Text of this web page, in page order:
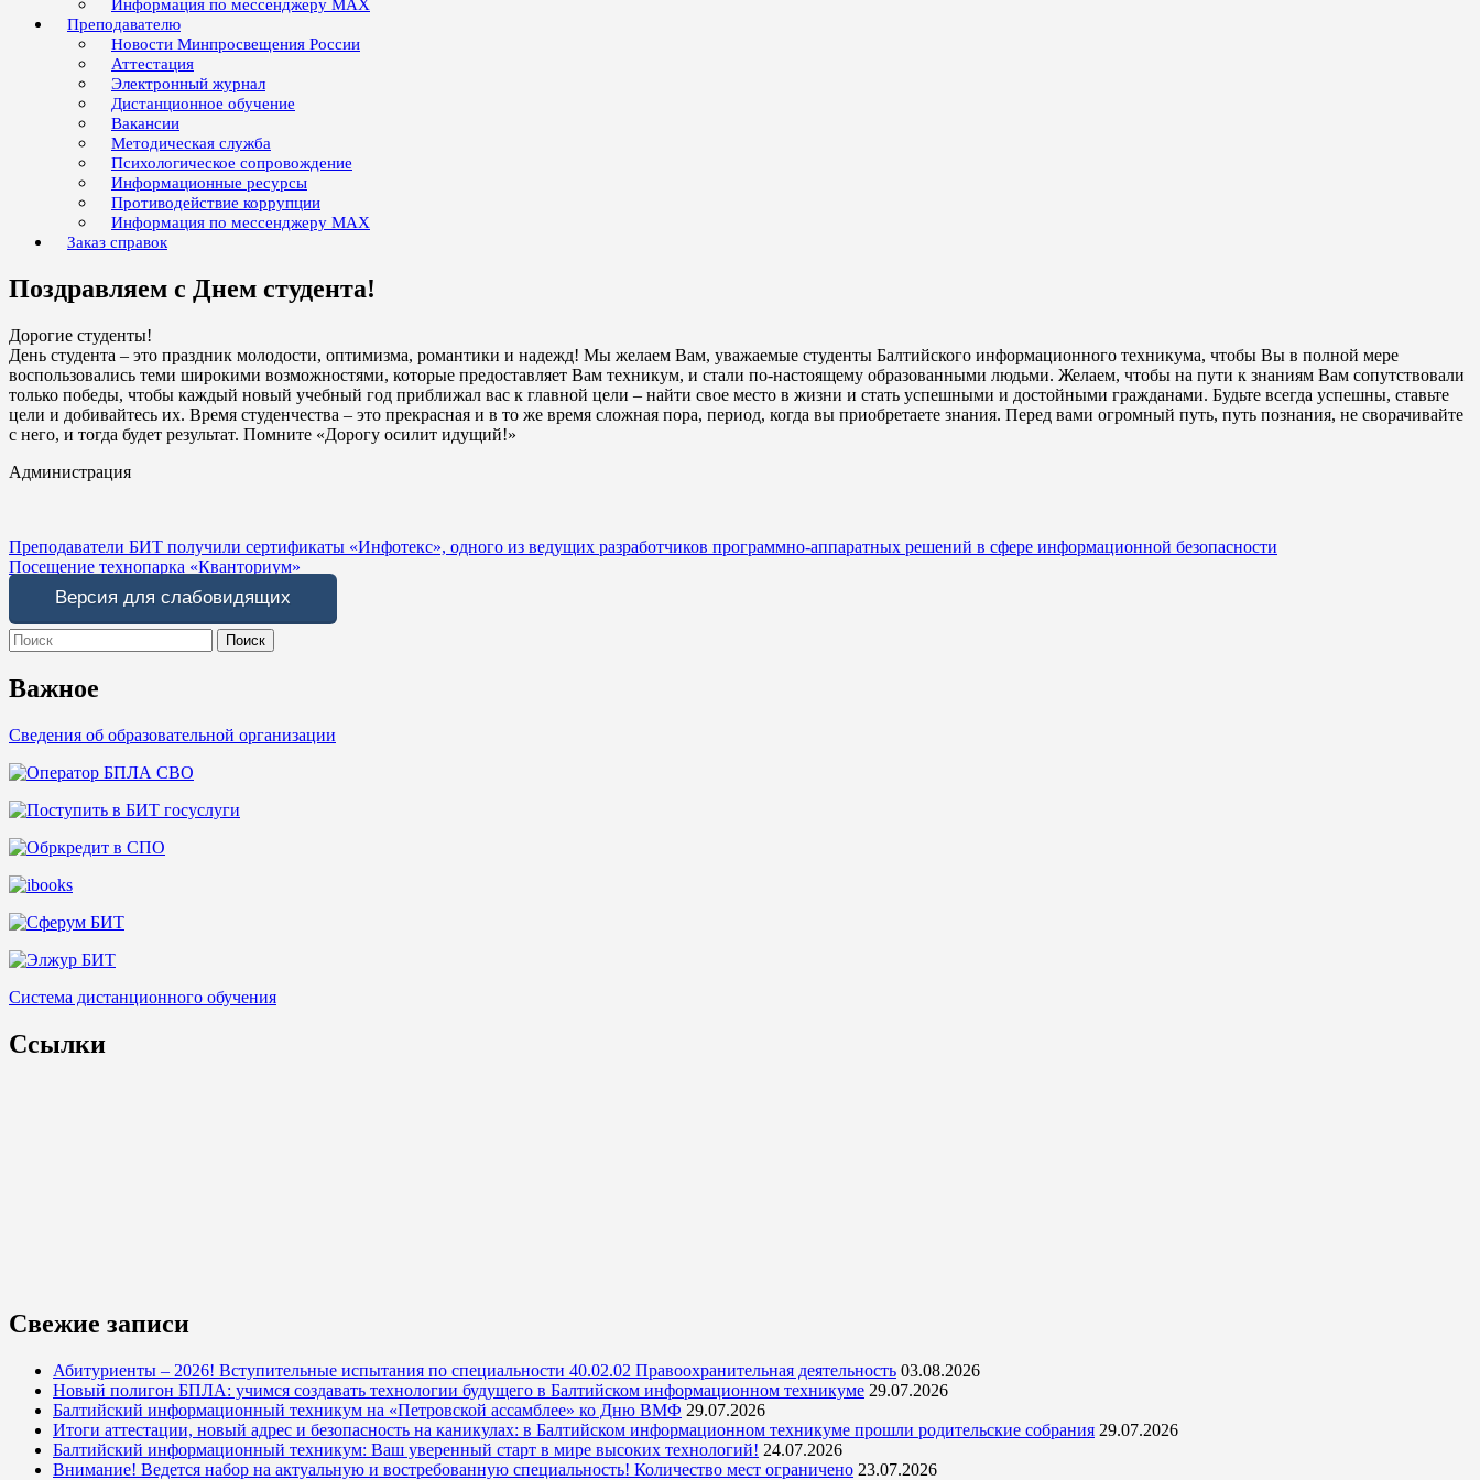
Информация по мессенджеру MAX
Преподавателю
Новости Минпросвещения России
Аттестация
Электронный журнал
Дистанционное обучение
Вакансии
Методическая служба
Психологическое сопровождение
Информационные ресурсы
Противодействие коррупции
Информация по мессенджеру MAX
Заказ справок
Поздравляем с Днем студента!
Дорогие студенты!
День студента – это праздник молодости, оптимизма, романтики и надежд! Мы желаем Вам, уважаемые студенты Балтийского информационного техникума, чтобы Вы в полной мере
воспользовались теми широкими возможностями, которые предоставляет Вам техникум, и стали по-настоящему образованными людьми. Желаем, чтобы на пути к знаниям Вам сопутствовали
только победы, чтобы каждый новый учебный год приближал вас к главной цели – найти свое место в жизни и стать успешными и достойными гражданами. Будьте всегда успешны, ставьте
цели и добивайтесь их. Время студенчества – это прекрасная и в то же время сложная пора, период, когда вы приобретаете знания. Перед вами огромный путь, путь познания, не сворачивайте
с него, и тогда будет результат. Помните «Дорогу осилит идущий!»
Администрация
Навигация
по
записям
Преподаватели БИТ получили сертификаты «Инфотекс», одного из ведущих разработчиков программно-аппаратных решений в сфере информационной безопасности
Посещение технопарка «Кванториум»
Версия для слабовидящих
Search
for:
Важное
Сведения об образовательной организации
Система дистанционного обучения
Ссылки
Свежие записи
Абитуриенты – 2026! Вступительные испытания по специальности 40.02.02 Правоохранительная деятельность 03.08.2026
Новый полигон БПЛА: учимся создавать технологии будущего в Балтийском информационном техникуме 29.07.2026
Балтийский информационный техникум на «Петровской ассамблее» ко Дню ВМФ 29.07.2026
Итоги аттестации, новый адрес и безопасность на каникулах: в Балтийском информационном техникуме прошли родительские собрания 29.07.2026
Балтийский информационный техникум: Ваш уверенный старт в мире высоких технологий! 24.07.2026
Внимание! Ведется набор на актуальную и востребованную специальность! Количество мест ограничено 23.07.2026